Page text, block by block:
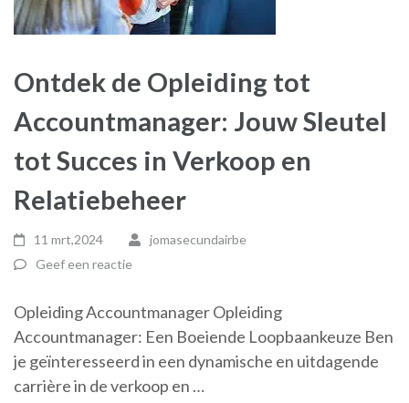
Ontdek de Opleiding tot
Accountmanager: Jouw Sleutel
tot Succes in Verkoop en
Relatiebeheer
11 mrt,2024
jomasecundairbe
Geef een reactie
Opleiding Accountmanager Opleiding
Accountmanager: Een Boeiende Loopbaankeuze Ben
je geïnteresseerd in een dynamische en uitdagende
carrière in de verkoop en …